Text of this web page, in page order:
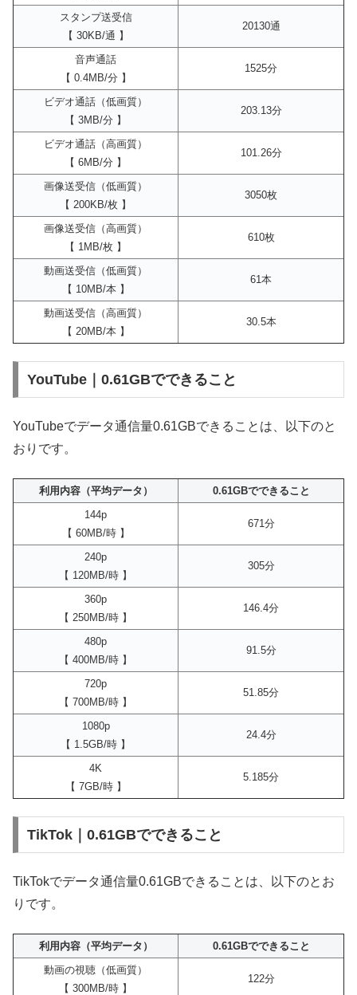
スタンプ送受信
【 30KB/通 】
20130通
音声通話
【 0.4MB/分 】
1525分
ビデオ通話（低画質）
【 3MB/分 】
203.13分
ビデオ通話（高画質）
【 6MB/分 】
101.26分
画像送受信（低画質）
【 200KB/枚 】
3050枚
画像送受信（高画質）
【 1MB/枚 】
610枚
動画送受信（低画質）
【 10MB/本 】
61本
動画送受信（高画質）
【 20MB/本 】
30.5本
YouTube｜0.61GBでできること
YouTubeでデータ通信量0.61GBできることは、以下のと
おりです。
利用内容（平均データ）
0.61GBでできること
144p
【 60MB/時 】
671分
240p
【 120MB/時 】
305分
360p
【 250MB/時 】
146.4分
480p
【 400MB/時 】
91.5分
720p
【 700MB/時 】
51.85分
1080p
【 1.5GB/時 】
24.4分
4K
【 7GB/時 】
5.185分
TikTok｜0.61GBでできること
TikTokでデータ通信量0.61GBできることは、以下のとお
りです。
利用内容（平均データ）
0.61GBでできること
動画の視聴（低画質）
【 300MB/時 】
122分